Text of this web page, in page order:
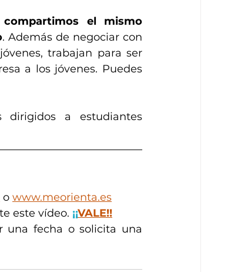
compartimos el mismo
. Además de negociar con
trabajan para ser
a los jóvenes. Puedes
dirigidos a estudiantes
o www.meorienta.es
este vídeo. ¡¡VALE!!
una fecha o solicita una